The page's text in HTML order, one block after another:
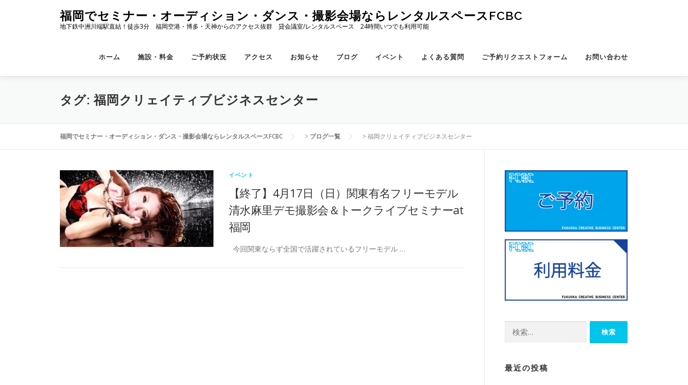
ス
福岡でセミナー・オーディション・ダンス・撮影会場ならレンタルスペースFCBC
地下鉄中洲川端駅直結！徒歩3分 福岡空港・博多・天神からのアクセス抜群 貸会議室/レンタルスペース 24時間いつでも利用可能
ホーム 施設・料金 ご予約状況 アクセス お知らせ ブログ イベント よくある質問 ご予約リクエストフォーム お問い合わせ
タグ:福岡クリェイティブビジネスセンター
福岡でセミナー・オーディション・ダンス・撮影会場ならレンタルスペースFCBC > ブログ一覧 >福岡クリェイティブビジネスセンター
イベント
【終了】4月17日（日）関東有名フリーモデル
清水麻里デモ撮影会＆トークライブセミナーat
福岡
今回関東ならず全国で活躍されているフリーモデル …
最近の投稿